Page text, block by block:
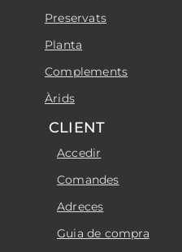
Preservats
Planta
Complements
Àrids
CLIENT
Accedir
Comandes
Adreces
Guia de compra